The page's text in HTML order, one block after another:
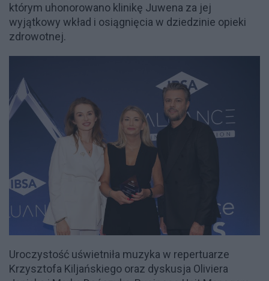
którym uhonorowano klinikę Juwena za jej
wyjątkowy wkład i osiągnięcia w dziedzinie opieki
zdrowotnej.
Uroczystość uświetniła muzyka w repertuarze
Krzysztofa Kiljańskiego oraz dyskusja Oliviera